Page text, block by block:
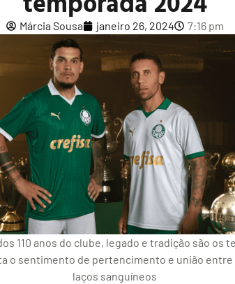
Márcia Sousa janeiro 26, 2024 7:16 pm
110 anos do clube, legado e tradição são os
o sentimento de pertencimento e união
laços sanguíneos